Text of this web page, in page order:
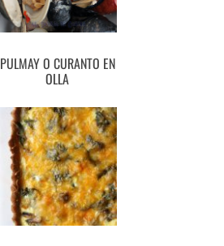
PULMAY O CURANTO EN
OLLA